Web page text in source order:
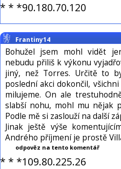
* * *90.180.70.120
Frantiny14
Bohužel jsem mohl vidět
nebudu přiliš k výkonu
jiný, než Torres. Určitě to
poslední akci dokončil,
milujeme. On ale
slabší nohu, mohl mu nějak
Podle mě si zaslouží na další
Jinak ještě výše
Andrého příjmení je prostě
odpověz na tento komentář
* * *109.80.225.26